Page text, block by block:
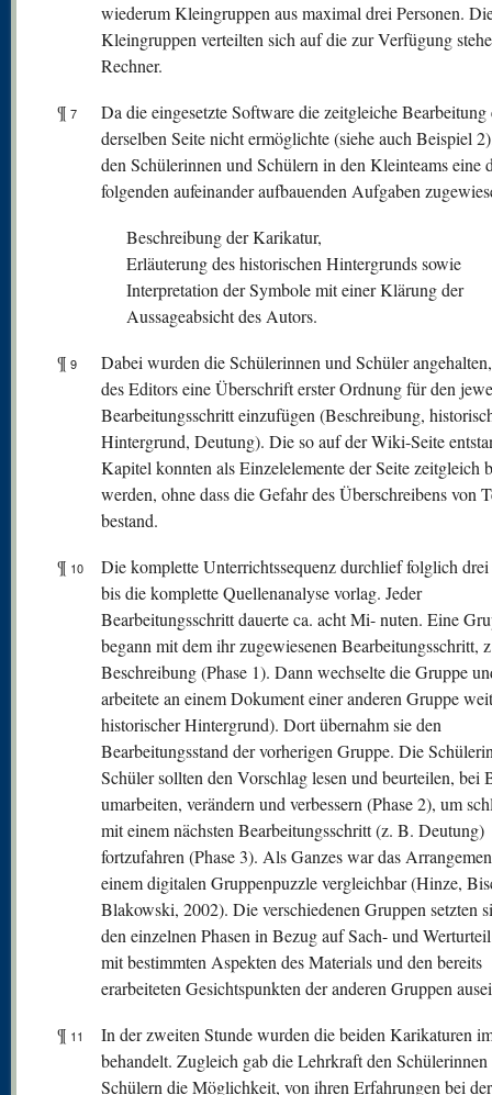
wiederum Kleingruppen aus maximal drei Personen.
Kleingruppen verteilten sich auf die zur Verfügung
Rechner.
¶ 7
Da die eingesetzte Software die zeitgleiche Bearbeitung
derselben Seite nicht ermöglichte (siehe auch Beispiel
den Schülerinnen und Schülern in den Kleinteams eine
folgenden aufeinander aufbauenden Aufgaben
Beschreibung der Karikatur,
Erläuterung des historischen Hintergrunds sowie
Interpretation der Symbole mit einer Klärung der
Aussageabsicht des Autors.
¶ 9
Dabei wurden die Schülerinnen und Schüler
des Editors eine Überschrift erster Ordnung für den
Bearbeitungsschritt einzufügen (Beschreibung,
Hintergrund, Deutung). Die so auf der Wiki-Seite
Kapitel konnten als Einzelelemente der Seite zeitgleich
werden, ohne dass die Gefahr des Überschreibens von
bestand.
¶ 10
Die komplette Unterrichtssequenz durchlief folglich drei
bis die komplette Quellenanalyse vorlag. Jeder
Bearbeitungsschritt dauerte ca. acht Mi- nuten. Eine
begann mit dem ihr zugewiesenen Bearbeitungsschritt,
Beschreibung (Phase 1). Dann wechselte die Gruppe
arbeitete an einem Dokument einer anderen Gruppe
historischer Hintergrund). Dort übernahm sie den
Bearbeitungsstand der vorherigen Gruppe. Die
Schüler sollten den Vorschlag lesen und beurteilen, bei
umarbeiten, verändern und verbessern (Phase 2), um
mit einem nächsten Bearbeitungsschritt (z. B. Deutung)
fortzufahren (Phase 3). Als Ganzes war das
einem digitalen Gruppenpuzzle vergleichbar (Hinze,
Blakowski, 2002). Die verschiedenen Gruppen setzten
den einzelnen Phasen in Bezug auf Sach- und
mit bestimmten Aspekten des Materials und den bereits
erarbeiteten Gesichtspunkten der anderen Gruppen
¶ 11
In der zweiten Stunde wurden die beiden Karikaturen
behandelt. Zugleich gab die Lehrkraft den Schülerinnen
Schülern die Möglichkeit, von ihren Erfahrungen bei